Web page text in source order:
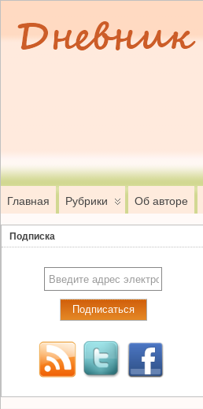
Главная Рубрики Об авторе
Подписка